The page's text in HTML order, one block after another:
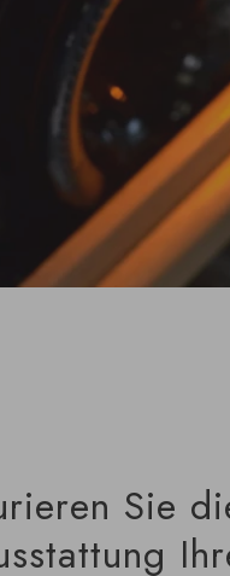
Sie